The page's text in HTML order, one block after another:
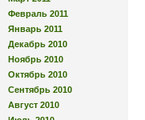
Февраль 2011
Январь 2011
Декабрь 2010
Ноябрь 2010
Октябрь 2010
Сентябрь 2010
Август 2010